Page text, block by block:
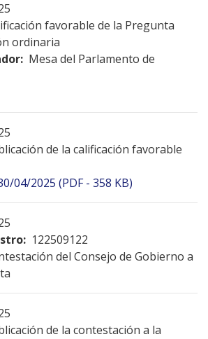
favorable de la Pregunta
ordinaria
Mesa del Parlamento de
de la calificación favorable
04/2025 (PDF - 358 KB)
122509122
del Consejo de Gobierno a
de la contestación a la